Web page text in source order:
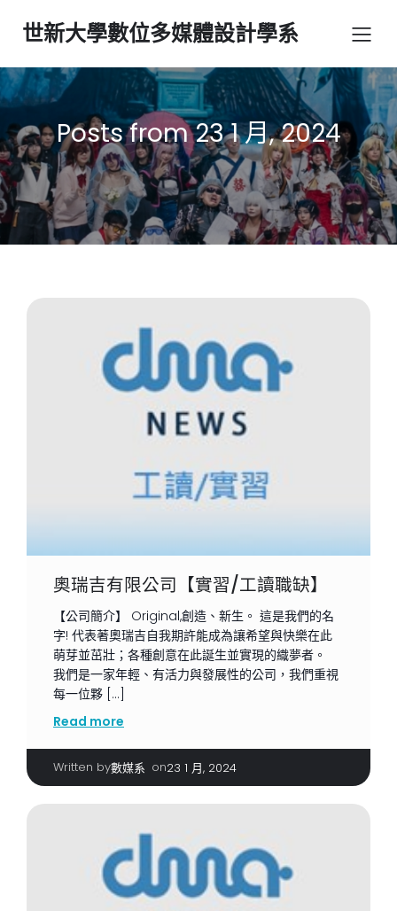
世新大學數位多媒體設計學系
Posts from 23 1 月, 2024
奧瑞吉有限公司【實習/工讀職缺】
【公司簡介】 Original,創造、新生。 這是我們的名
字! 代表著奧瑞吉自我期許能成為讓希望與快樂在此
萌芽並茁壯；各種創意在此誕生並實現的織夢者。
我們是一家年輕、有活力與發展性的公司，我們重視
每一位夥 […]
Read more
Written by數媒系 on23 1 月, 2024